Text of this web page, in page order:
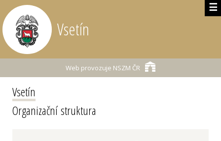
☰
Vsetín
Web provozuje NSZM ČR
Vsetín
Organizační struktura